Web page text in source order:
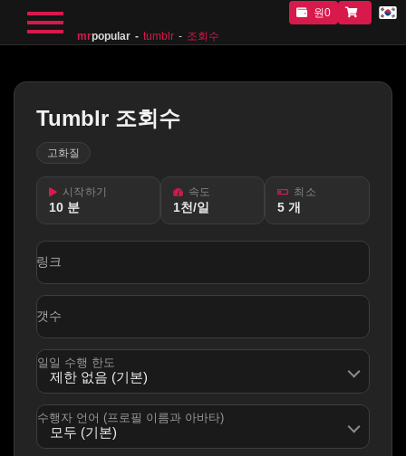
mrpopular tumblr 조회수
원0
Tumblr 조회수
고화질
시작하기
10 분
속도
1천/일
최소
5 개
링크
갯수
일일 수행 한도
수행자 언어 (프로필 이름과 아바타)